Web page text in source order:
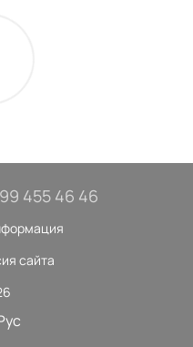
455 46 46
сайта